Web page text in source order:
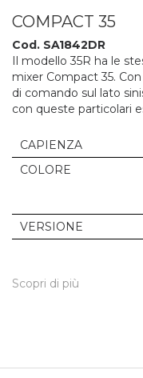
COMPACT 35
Cod. SA1842DR
Il modello 35R ha le
mixer Compact 35.
di comando sul lato
con queste particolari
CAPIENZA
COLORE
VERSIONE
Scopri di più